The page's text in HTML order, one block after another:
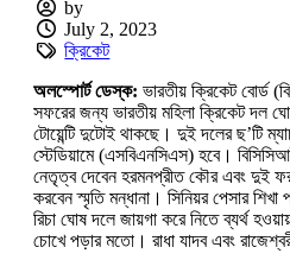
by
July 2, 2023
ক্রিকেট
অলস্পোর্ট ডেস্ক: ভারতীয় ক্রিকেট বোর্ড
সফরের জন্য ভারতীয় মহিলা ক্রিকেট দল
টোয়েন্টি দুটোই থাকছে। দুই দলের ছ’টি
স্টেডিয়ামে (এসবিএনসিএস) হবে।
নেতৃত্ব দেবেন হরমনপ্রীত কৌর এবং দুই
করবেন স্মৃতি মন্ধানা। সিনিয়র পেসার শিখা
রিচা ঘোষ দলে জায়গা করে নিতে ব্যর্থ
চোখে পড়ার মতো। রাধা যাদব এবং